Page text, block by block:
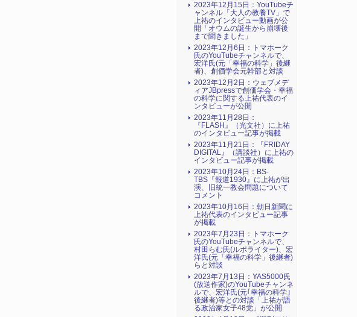
2023年12月15日：YouTubeチ
ャンネル「大人の教養TV」で
上祐のインタビュー動画が公
開「オウムの誕生から崩壊後
まで聞きました」
2023年12月6日：トマホーク
氏のYouTubeチャンネルで、
宏洋氏(元「幸福の科学」後継
者)、創価学会元幹部と対談
2023年12月2日：ウェブメデ
ィアJBpressで創価学会・幸福
の科学に関する上祐代表のイ
ンタビューが公開
2023年11月28日：
『FLASH』（光文社）に上祐
のインタビュー記事が掲載
2023年11月21日：『FRIDAY
DIGITAL』（講談社）に上祐の
インタビュー記事が掲載
2023年10月24日：BS-
TBS『報道1930』に上祐が出
演、旧統一教会問題について
コメント
2023年10月16日：朝日新聞に
上祐代表のインタビュー記事
が掲載
2023年7月23日：トマホーク
氏のYouTubeチャンネルで、
村田らむ氏(ルポライター)、宏
洋氏(元「幸福の科学」後継者)
らと対談
2023年7月13日：YAS5000氏
(放送作家)のYouTubeチャンネ
ルで、宏洋氏(元｢幸福の科学｣
後継者)等との対談「上祐が語
る政治家女子48党」が公開